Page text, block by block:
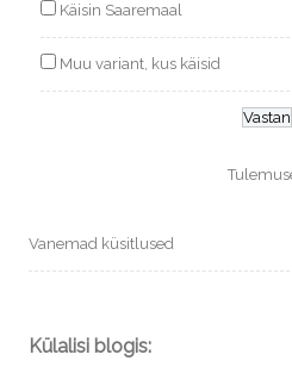
Käisin Saaremaal
Muu variant, kus käisid
Vanemad küsitlused
Külalisi blogis: